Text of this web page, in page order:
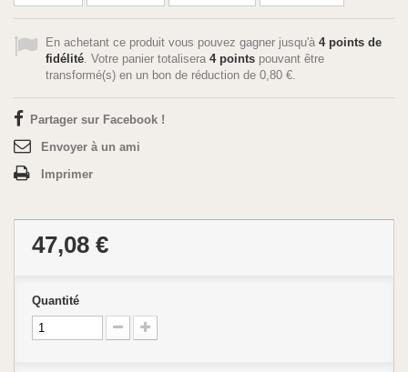
En achetant ce produit vous pouvez gagner jusqu'à 4points de
fidélité . Votre panier totalisera 4points pouvant être
transformé(s) en un bon de réduction de 0,80 €
Partager sur Facebook !
Envoyer à un ami
Imprimer
47,08 €
Quantité